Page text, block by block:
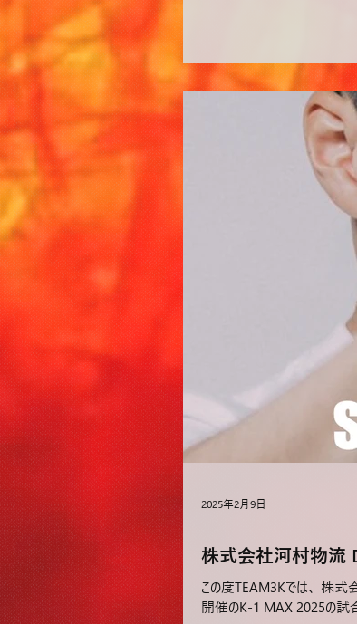
株式会社河村物流
この度TEAM3Kでは、 株式
開催のK-1 MAX 2025の試合
2025年2月9日